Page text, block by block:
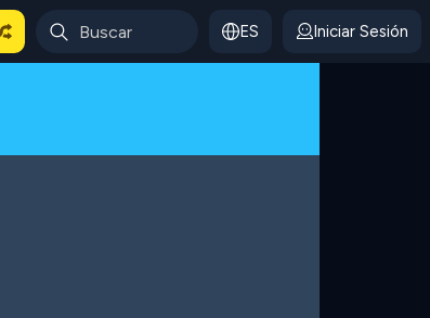
ES Iniciar Sesión